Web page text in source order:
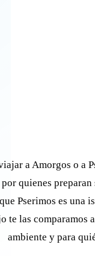
a Amorgos o a
quienes
Pserimos es una
te las comparamos
ambiente y para